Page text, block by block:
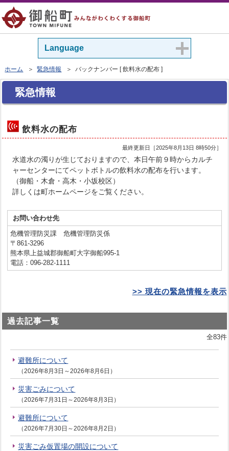
Language
ホーム ＞緊急情報 ＞ バックナンバー [ 飲料水の配布 ]
緊急情報
飲料水の配布
最終更新日［2025年8月13日 8時50分］
水道水の濁りが生じておりますので、本日午前９時からカルチ
ャーセンターにてペットボトルの飲料水の配布を行います。
（御船・木倉・高木・小坂校区）
詳しくは町ホームページをご覧ください。
お問い合わせ先
危機管理防災課 危機管理防災係
〒861-3296
熊本県上益城郡御船町大字御船995-1
電話：096-282-1111
>> 現在の緊急情報を表示
過去記事一覧
全83件
避難所について
（2026年8月3日～2026年8月6日）
災害ごみについて
（2026年7月31日～2026年8月3日）
避難所について
（2026年7月30日～2026年8月2日）
災害ごみ仮置場の開設について